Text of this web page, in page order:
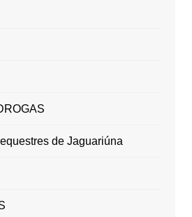
de Jaguariúna